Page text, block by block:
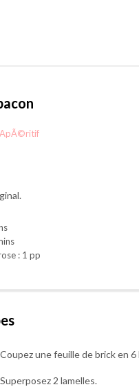
ApÃ©ritif
: 1 pp
Coupez une feuille de brick en 6
Superposez 2 lamelles.